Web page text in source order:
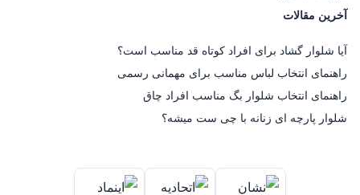
آخرین مقالات
آیا شلوار گشاد برای افراد کوتاه قد مناسب است؟
راهنمای انتخاب لباس مناسب برای مهمانی رسمی
راهنمای انتخاب شلوار بگ مناسب افراد چاق
شلوار پارچه ای زنانه با چی ست میشه؟